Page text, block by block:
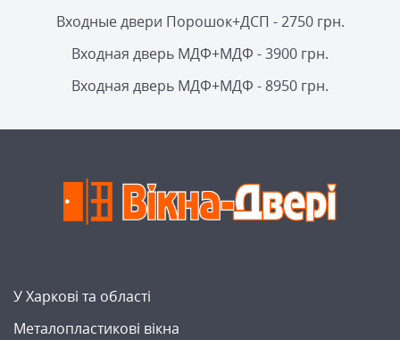
Входные двери Порошок+ДСП - 2750 грн.
Входная дверь МДФ+МДФ - 3900 грн.
Входная дверь МДФ+МДФ - 8950 грн.
У Харкові та області
Металопластикові вікна